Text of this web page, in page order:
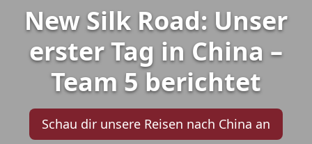
New Silk Road: Unser
erster Tag in China –
Team 5 berichtet
Schau dir unsere Reisen nach China an